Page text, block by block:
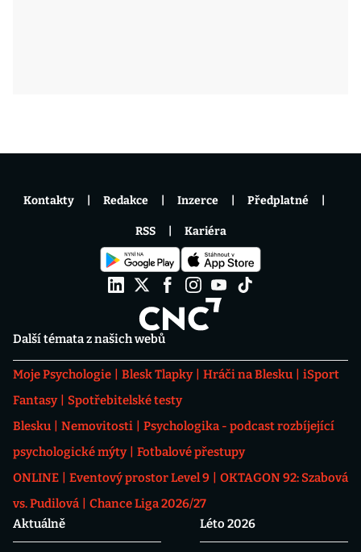
Další témata z našich webů
Moje Psychologie Blesk Tlapky Hráči na Blesku
iSport
Fantasy
Spotřebitelské testy
Blesku
Nemovitosti
Psychologika - podcast rozbíjející
psychologické mýty
Fotbalové přestupy
ONLINE
Eventový prostor Level 9
OKTAGON 92: Szabová
vs. Pudilová
Chance Liga 2026/27
Aktuálně
Léto 2026
Kontakty Redakce Inzerce Předplatné
RSS Kariéra